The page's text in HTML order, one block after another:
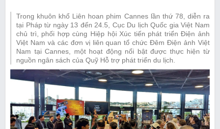
Trong khuôn khổ Liên hoan phim Cannes lần thứ 78, diễn ra
tại Pháp từ ngày 13 đến 24.5, Cục Du lịch Quốc gia Việt Nam
chủ trì, phối hợp cùng Hiệp hội Xúc tiến phát triển Điện ảnh
Việt Nam và các đơn vị liên quan tổ chức Đêm Điện ảnh Việt
Nam tại Cannes, một hoạt động nổi bật được thực hiện từ
nguồn ngân sách của Quỹ Hỗ trợ phát triển du lịch.